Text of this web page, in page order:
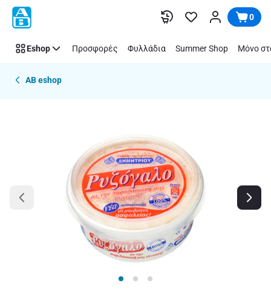
Παράλειψη 0
Eshop Προσφορές Φυλλάδια Summer Shop Μόνο
AB eshop